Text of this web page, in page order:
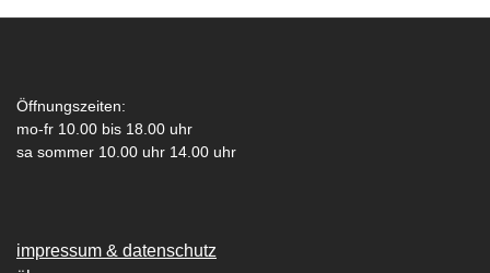
Öffnungszeiten:
mo-fr 10.00 bis 18.00 uhr
sa sommer 10.00 uhr 14.00 uhr
impressum & datenschutz